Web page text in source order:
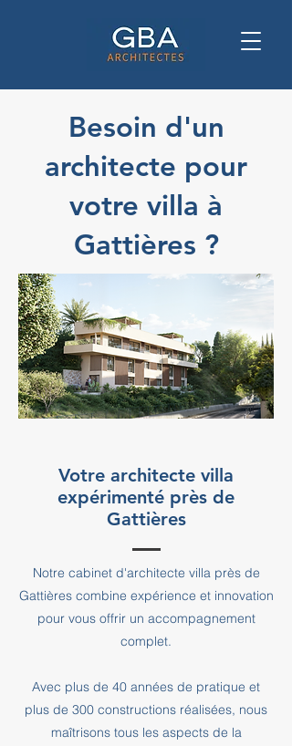
Besoin d'un
architecte pour
votre villa à
Gattières ?
Votre architecte villa
expérimenté près de
Gattières
Notre cabinet d'architecte villa près de
Gattières combine expérience et innovation
pour vous offrir un accompagnement
complet.
Avec plus de 40 années de pratique et
plus de 300 constructions réalisées, nous
maîtrisons tous les aspects de la